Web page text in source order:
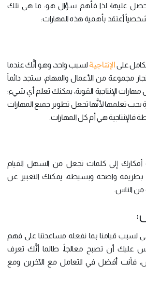
تحصل عليها؛ لذا فأهم سؤال هو: ما هي تلك
شخصياً أعتقد بأهمية هذه المهارات:
علىالإنتاجية لسبب واحد، وهو أنَّك عندما
مجموعة من الأعمال والمهام، ستجد دائماً
الإنتاجية القوية، يمكنك تعلم أي شيء؛
يجب تعلمها لأنَّها تجعل تطوير جميع المهارات
فالإنتاجية هي أم كل المهارات.
أفكارك إلى كلمات تجعل من السهل القيام
بطريقة واضحة وبسيطة، يمكنك التعبير عن
الناس.
لسبب قيامنا بما نفعله مساعدتنا على فهم
عليك أن تصبح معالجاً، طالما أنَّك تعرف
فأنت أفضل في التعامل مع الآخرين ومع